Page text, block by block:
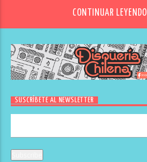
CONTINUAR LEYENDO
SUSCRÍBETE AL NEWSLETTER